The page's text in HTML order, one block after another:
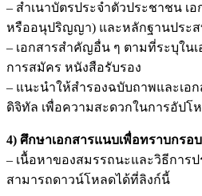
– สำเนาบัตรประจำตัวประชาชน เ
หรืออนุปริญญา) และหลักฐานประ
– เอกสารสำคัญอื่น ๆ ตามที่ระบุใน
การสมัคร หนังสือรับรอง
– แนะนำให้สำรองฉบับถาพและเอ
ดิจิทัล เพื่อความสะดวกในการอัปโ
4) ศึกษาเอกสารแนบเพื่อทราบกรอ
– เนื้อหาของสมรรถนะและวิธีการป
สามารถดาวน์โหลดได้ที่ลิงก์นี้